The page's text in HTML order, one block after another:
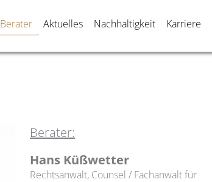
Berater Aktuelles Nachhaltigkeit Karriere
Berater:
Hans Küßwetter
Rechtsanwalt, Counsel / Fachanwalt für